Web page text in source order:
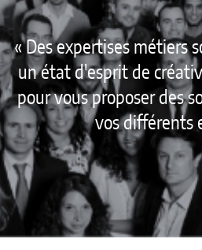
« Des expertises métiers
un état d'esprit de
pour vous proposer des
vos différents